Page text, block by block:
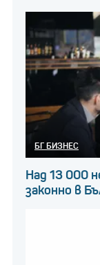
БГ БИЗНЕС
Над 13 000
законно в